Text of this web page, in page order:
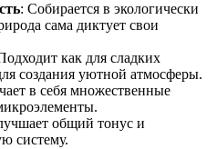
: Собирается в экологически
сама диктует свои
как для сладких
создания уютной атмосферы.
в себя множественные
общий тонус и
систему.